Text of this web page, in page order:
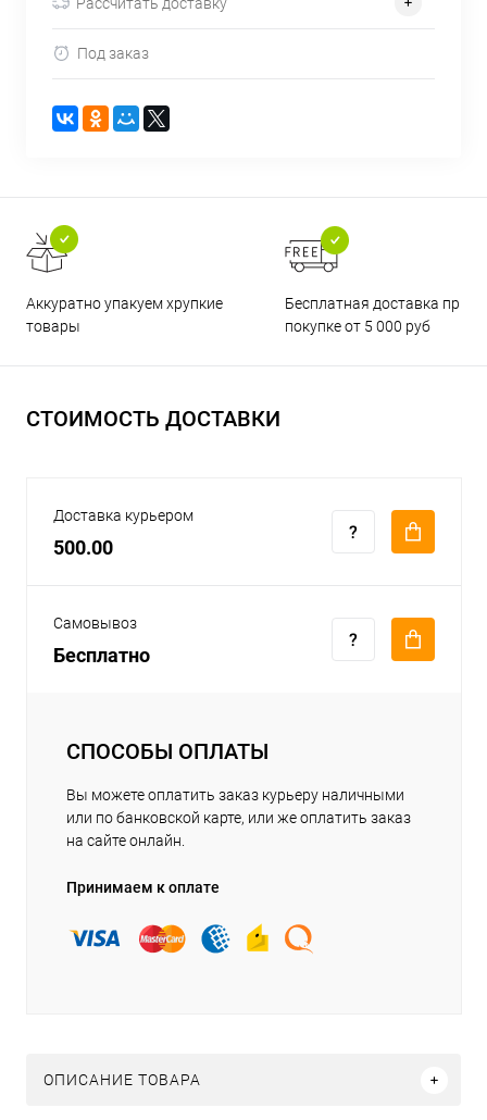
Под заказ
Аккуратно упакуем хрупкие
товары
Бесплатная доставка при
покупке от 5 000 руб
СТОИМОСТЬ ДОСТАВКИ
Доставка курьером
500.00
Самовывоз
Бесплатно
СПОСОБЫ ОПЛАТЫ
Вы можете оплатить заказ курьеру наличными
или по банковской карте, или же оплатить заказ
на сайте онлайн.
Принимаем к оплате
ОПИСАНИЕ ТОВАРА